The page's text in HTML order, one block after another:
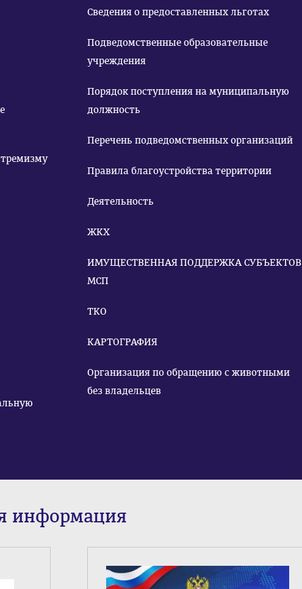
Сведения о предоставленных льготах
Подведомственные образовательные
учреждения
Порядок поступления на муниципальную
должность
Перечень подведомственных организаций
Правила благоустройства территории
Деятельность
ЖКХ
ИМУЩЕСТВЕННАЯ ПОДДЕРЖКА СУБЪЕКТОВ
МСП
ТКО
КАРТОГРАФИЯ
Организация по обращению с животными
без владельцев
информация